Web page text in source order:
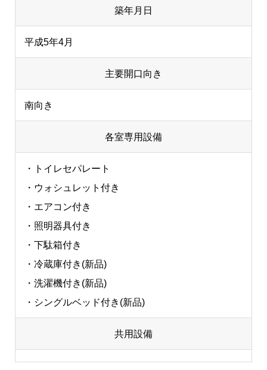
築年月日
平成5年4月
主要開口向き
南向き
各室専用設備
・トイレセパレート
・ウォシュレット付き
・エアコン付き
・照明器具付き
・下駄箱付き
・冷蔵庫付き(新品)
・洗濯機付き(新品)
・シングルベッド付き(新品)
共用設備